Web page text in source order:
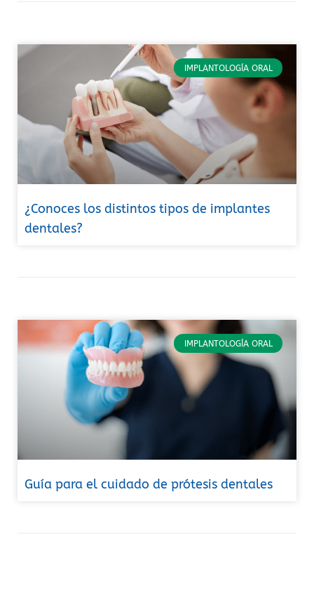
IMPLANTOLOGÍA ORAL
¿Conoces los distintos tipos de implantes
dentales?
IMPLANTOLOGÍA ORAL
Guía para el cuidado de prótesis dentales